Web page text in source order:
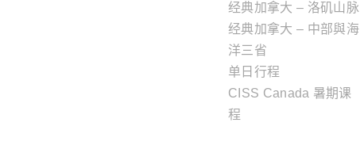
经典加拿大 – 洛矶山脉
经典加拿大 – 中部與海
洋三省
单日行程
CISS Canada 暑期课
程